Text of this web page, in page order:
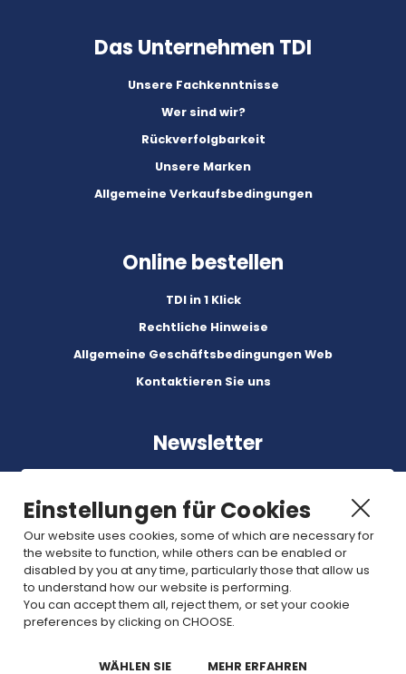
Das Unternehmen TDI
Unsere Fachkenntnisse
Wer sind wir?
Rückverfolgbarkeit
Unsere Marken
Allgemeine Verkaufsbedingungen
Online bestellen
TDI in 1 Klick
Rechtliche Hinweise
Allgemeine Geschäftsbedingungen Web
Kontaktieren Sie uns
Newsletter
Abonnez-vous à nos dernières nouvelles et articles.
Join us
Einstellungen für Cookies
Our website uses cookies, some of which are necessary for
the website to function, while others can be enabled or
disabled by you at any time, particularly those that allow us
to understand how our website is performing.
You can accept them all, reject them, or set your cookie
preferences by clicking on CHOOSE.
WÄHLEN SIE MEHR ERFAHREN